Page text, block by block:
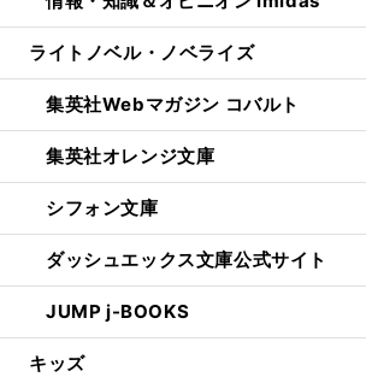
ライトノベル・ノベライズ
集英社Webマガジン コバルト
集英社オレンジ文庫
シフォン文庫
ダッシュエックス文庫公式サイト
JUMP j-BOOKS
キッズ